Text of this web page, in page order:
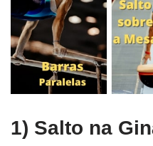
1) Salto na